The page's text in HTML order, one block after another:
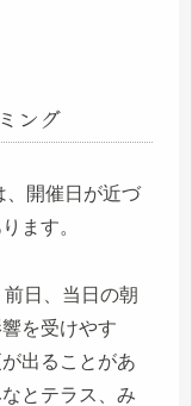
ング
、開催日が近づ
ます。
日、当日の朝
を受けやす
出ることがあ
とテラス、み